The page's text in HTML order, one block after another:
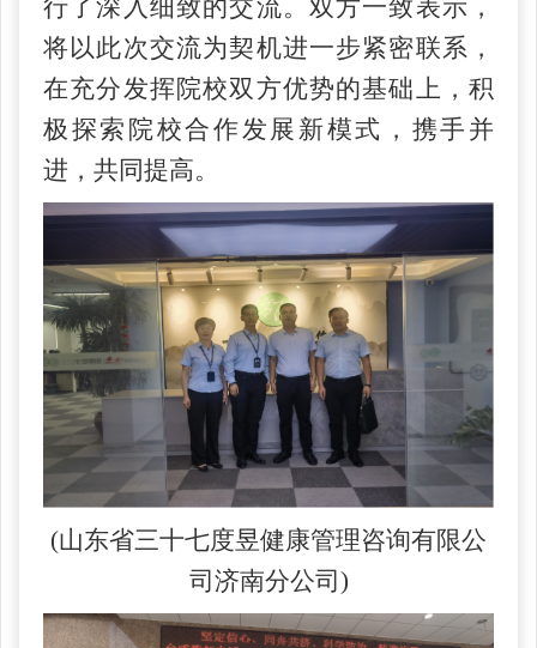
行了深入细致的交流。双方一致表示，
将以此次交流为契机进一步紧密联系，
在充分发挥院校双方优势的基础上，积
极探索院校合作发展新模式，携手并
进，共同提高。
(山东省三十七度昱健康管理咨询有限公
司济南分公司)